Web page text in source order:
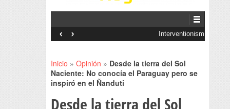
‹ ›
Inicio » Opinión » Desde la tierra del Sol
Naciente: No conocía el Paraguay pero se
inspiró en el Ñanduti
Desde la tierra del Sol